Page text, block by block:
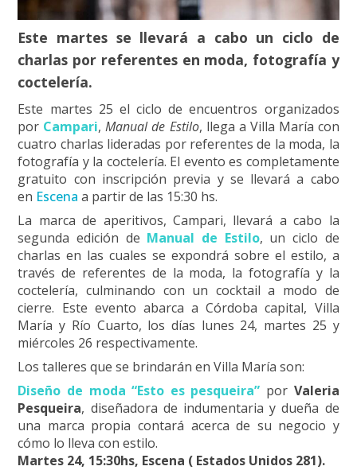
Este martes se llevará a cabo un ciclo de
charlas por referentes en moda, fotografía y
coctelería.
Este martes 25 el ciclo de encuentros organizados
por Campari,Manual de Estilo, llega a Villa María con
cuatro charlas lideradas por referentes de la moda, la
fotografía y la coctelería. El evento es completamente
gratuito con inscripción previa y se llevará a cabo
en Escena a partir de las 15:30 hs.
La marca de aperitivos, Campari, llevará a cabo la
segunda edición de Manual de Estilo, un ciclo de
charlas en las cuales se expondrá sobre el estilo, a
través de referentes de la moda, la fotografía y la
coctelería, culminando con un cocktail a modo de
cierre. Este evento abarca a Córdoba capital, Villa
María y Río Cuarto, los días lunes 24, martes 25 y
miércoles 26 respectivamente.
Los talleres que se brindarán en Villa María son:
Diseño de moda “Esto es pesqueira” por Valeria
Pesqueira, diseñadora de indumentaria y dueña de
una marca propia contará acerca de su negocio y
cómo lo lleva con estilo.
Martes 24, 15:30hs, Escena ( Estados Unidos 281).